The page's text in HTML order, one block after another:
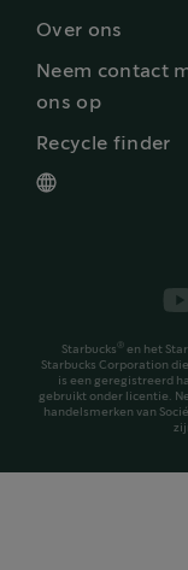
Over ons
Neem contact
ons op
Recycle finder
Starbucks® en het
Starbucks Corporation
is een geregistreerd
gebruikt onder licentie.
handelsmerken van